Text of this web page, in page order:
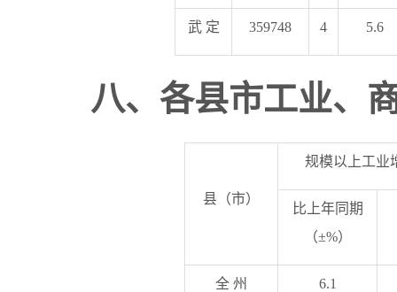
武 定 359748 4 5.6
八、各县市工业、
县（市）
规模以上工业
比上年同期
（±%）
全 州 6.1